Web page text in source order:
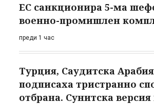
ЕС санкционира 5-ма
военно-промишлен
преди 1 час
Турция, Саудитска
подписаха тристранно
отбрана. Сунитска